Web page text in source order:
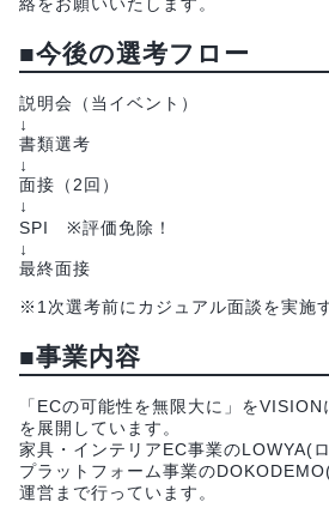
絡をお願いいたします。
■今後の選考フロー
説明会（当イベント）
↓
書類選考
↓
面接（2回）
↓
SPI ※評価免除！
↓
最終面接
※1次選考前にカジュアル面談を実施
■事業内容
「ECの可能性を無限大に」を
を展開しています。
家具・インテリアEC事業のLOWYA(
プラットフォーム事業の
運営まで行っています。